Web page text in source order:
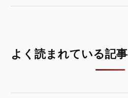
よく読まれている記事